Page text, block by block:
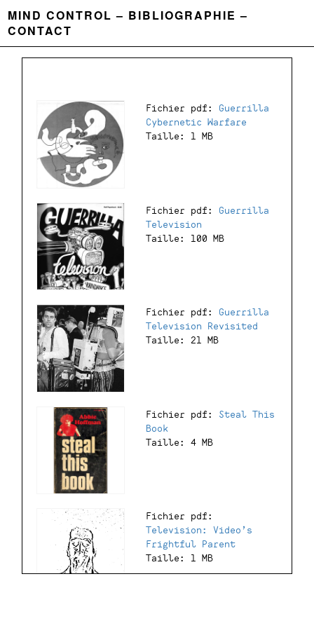
MIND CONTROL
BIBLIOGRAPHIE
CONTACT
Fichier pdf: Guerrilla
Cybernetic Warfare
Taille: 1 MB
Fichier pdf: Guerrilla
Television
Taille: 100 MB
Fichier pdf: Guerrilla
Television Revisited
Taille: 21 MB
Fichier pdf: Steal This
Book
Taille: 4 MB
Fichier pdf:
Television: Video’s
Frightful Parent
Taille: 1 MB